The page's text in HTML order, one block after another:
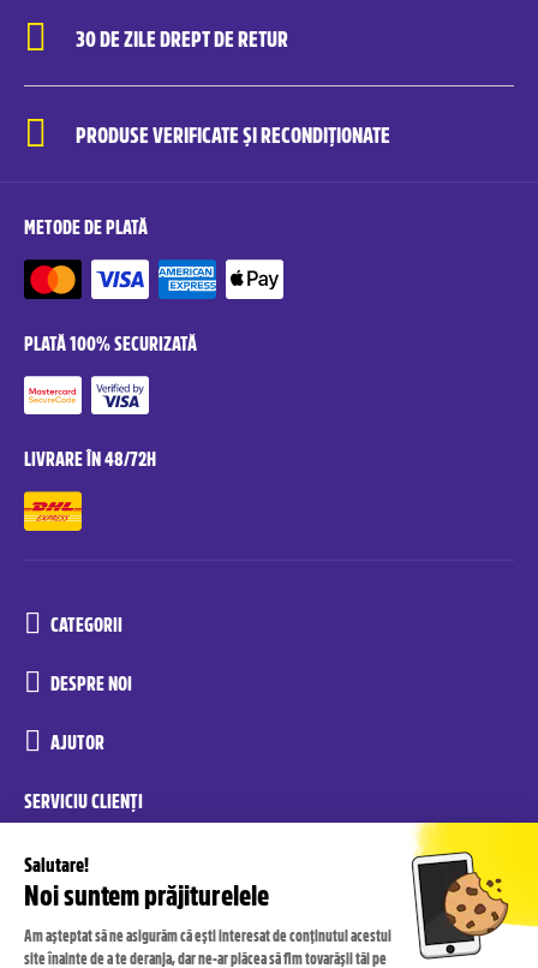
30 DE ZILE DREPT DE RETUR
PRODUSE VERIFICATE ȘI RECONDIȚIONATE
METODE DE PLATĂ
PLATĂ 100% SECURIZATĂ
LIVRARE ÎN 48/72H
CATEGORII
DESPRE NOI
AJUTOR
SERVICIU CLIENȚI
reconditionate.yoxo@recommerce.com
luni-vineri 08:00-17:00